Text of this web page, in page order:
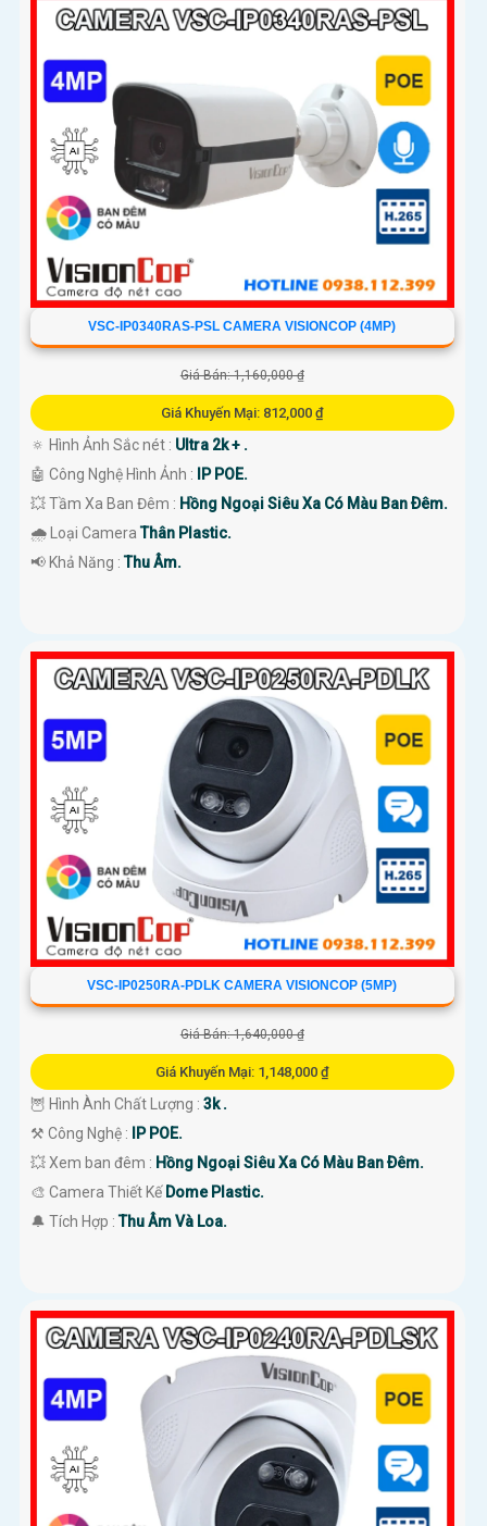
VSC-IP0340RAS-PSL CAMERA VISIONCOP (4MP)
Giá Bán: 1,160,000 ₫
Giá Khuyến Mại: 812,000 ₫
🔅 Hình Ảnh Sắc nét : Ultra 2k + .
🤖️ Công Nghệ Hình Ảnh : IP POE.
💥 Tầm Xa Ban Đêm : Hồng Ngoại Siêu Xa Có Màu Ban Ðêm.
🌧️ Loại CameraThân Plastic.
️📢 Khả Năng :Thu Âm.
VSC-IP0250RA-PDLK CAMERA VISIONCOP (5MP)
Giá Bán: 1,640,000 ₫
Giá Khuyến Mại: 1,148,000 ₫
🦉 Hình Ành Chất Lượng : 3k .
⚒ Công Nghệ : IP POE.
💥 Xem ban đêm : Hồng Ngoại Siêu Xa Có Màu Ban Ðêm.
🎨 Camera Thiết KếDome Plastic.
️🔔 Tích Hợp :Thu Âm Và Loa.